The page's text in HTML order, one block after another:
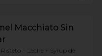
Macchiato Sin
+ Leche + Syrup de